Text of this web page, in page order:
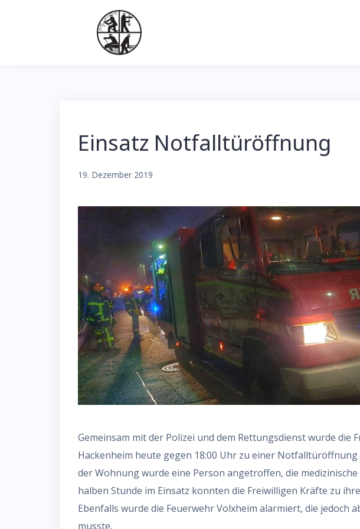
Einsatz Notfalltüröffnung
19. Dezember 2019
Gemeinsam mit der Polizei und dem Rettungsdienst wurde die
Hackenheim heute gegen 18:00 Uhr zu einer
der Wohnung wurde eine Person angetroffen, die
halben Stunde im Einsatz konnten die Freiwilligen Kräfte zu
Ebenfalls wurde die Feuerwehr Volxheim alarmiert, die jedoch
musste.